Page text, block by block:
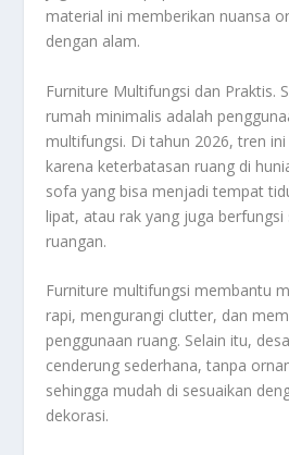
material ini memberikan nuansa
dengan alam.
Furniture Multifungsi dan Praktis.
rumah minimalis adalah
multifungsi. Di tahun 2026, tren
karena keterbatasan ruang di
sofa yang bisa menjadi tempat
lipat, atau rak yang juga
ruangan.
Furniture multifungsi membantu
rapi, mengurangi clutter, dan
penggunaan ruang. Selain itu,
cenderung sederhana, tanpa
sehingga mudah di sesuaikan
dekorasi.